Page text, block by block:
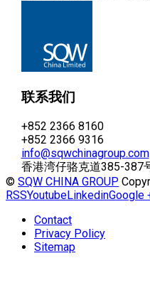
联系我们
+852 2366 8160
+852 2366 9316
info@sqwchinagroup.com
香港湾仔骆克道385-387
©SQW CHINA GROUP
RSSYoutubeLinkedinGoogle
Contact
Privacy Policy
Sitemap